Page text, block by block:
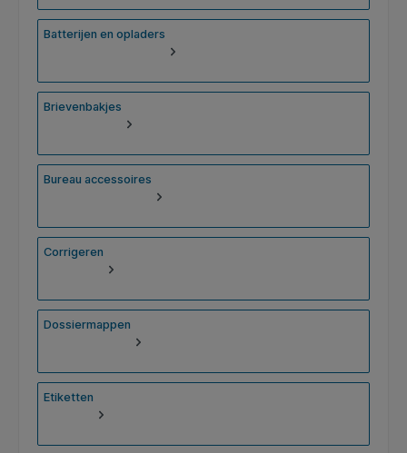
Batterijen en opladers
Brievenbakjes
Bureau accessoires
Corrigeren
Dossiermappen
Etiketten